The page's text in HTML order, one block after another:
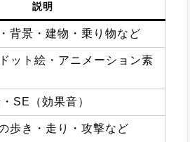
説明
背景・建物・乗り物など
ット絵・アニメーション素
SE（効果音）
歩き・走り・攻撃など